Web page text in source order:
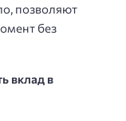
позволяют
без
вклад в